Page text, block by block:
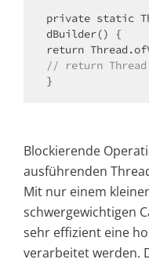
private static
dBuilder() {
// return
}
Blockierende
ausführenden
Mit nur einem
schwergewichtigen
sehr effizient eine
verarbeitet werden.